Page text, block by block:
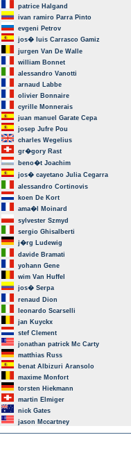
patrice Halgand
ivan ramiro Parra Pinto
evgeni Petrov
jos� luis Carrasco Gamiz
jurgen Van De Walle
william Bonnet
alessandro Vanotti
arnaud Labbe
olivier Bonnaire
cyrille Monnerais
juan manuel Garate Cepa
josep Jufre Pou
charles Wegelius
gr�gory Rast
beno�t Joachim
jos� cayetano Julia Cegarra
alessandro Cortinovis
koen De Kort
ama�l Moinard
sylvester Szmyd
sergio Ghisalberti
j�rg Ludewig
davide Bramati
yohann Gene
wim Van Huffel
jos� Serpa
renaud Dion
leonardo Scarselli
jan Kuyckx
stef Clement
jonathan patrick Mc Carty
matthias Russ
benat Albizuri Aransolo
maxime Monfort
torsten Hiekmann
martin Elmiger
nick Gates
jason Mccartney